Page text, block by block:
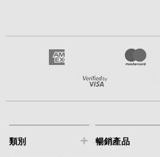
+
類別 暢銷產品